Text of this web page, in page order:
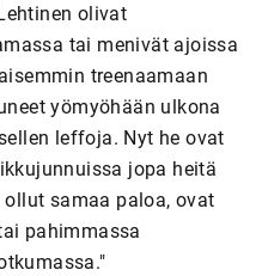
olivat
tai menivät ajoissa
treenaamaan
yömyöhään ulkona
leffoja. Nyt he ovat
jopa heitä
samaa paloa, ovat
pahimmassa